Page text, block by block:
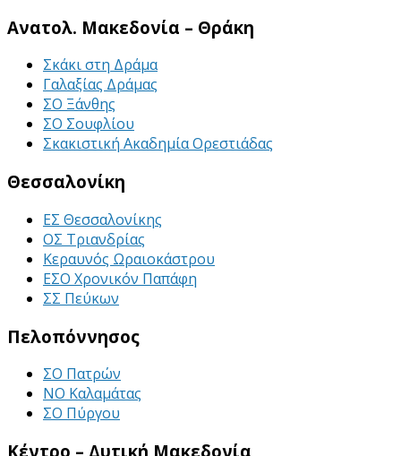
Ανατολ. Μακεδονία – Θράκη
Σκάκι στη Δράμα
Γαλαξίας Δράμας
ΣΟ Ξάνθης
ΣΟ Σουφλίου
Σκακιστική Ακαδημία Ορεστιάδας
Θεσσαλονίκη
ΕΣ Θεσσαλονίκης
ΟΣ Τριανδρίας
Κεραυνός Ωραιοκάστρου
ΕΣΟ Χρονικόν Παπάφη
ΣΣ Πεύκων
Πελοπόννησος
ΣΟ Πατρών
ΝΟ Καλαμάτας
ΣΟ Πύργου
Κέντρο – Δυτική Μακεδονία